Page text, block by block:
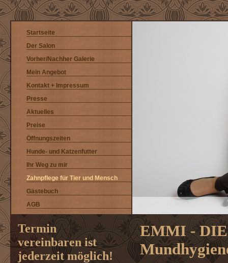
Startseite
Der Salon
Vorher/Nachher Galerie
Mein Angebot
Kontakt + Impressum
Presse
Aktuelles
Preise
Öffnungszeiten
Hunde- und Katzenfutter
Ihr Weg zu mir
Zahnpflege für Tier und Mensch
Gästebuch
AGB
EMMI - DIE
Termin
vereinbaren ist
jederzeit möglich!